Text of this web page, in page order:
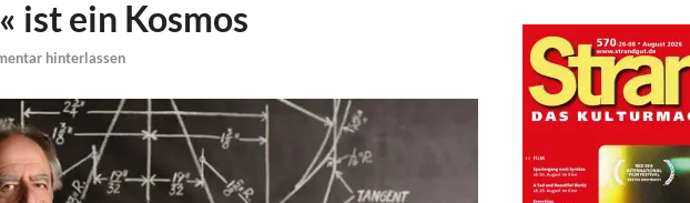
ist ein Kosmos
hinterlassen